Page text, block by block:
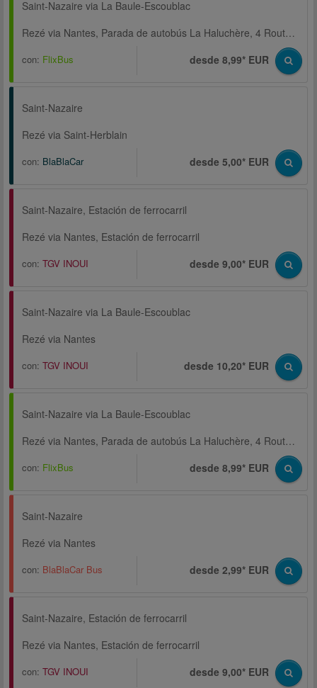
Saint-Nazaire via La Baule-Escoublac
Rezé via Nantes, Parada de autobús La Haluchère, 4 Route de Paris
con: FlixBus desde 8,99* EUR
Saint-Nazaire
Rezé via Saint-Herblain
con: BlaBlaCar desde 5,00* EUR
Saint-Nazaire, Estación de ferrocarril
Rezé via Nantes, Estación de ferrocarril
con: TGV INOUI desde 9,00* EUR
Saint-Nazaire via La Baule-Escoublac
Rezé via Nantes
con: TGV INOUI desde 10,20* EUR
Saint-Nazaire via La Baule-Escoublac
Rezé via Nantes, Parada de autobús La Haluchère, 4 Route de Paris
con: FlixBus desde 8,99* EUR
Saint-Nazaire
Rezé via Nantes
con: BlaBlaCar Bus desde 2,99* EUR
Saint-Nazaire, Estación de ferrocarril
Rezé via Nantes, Estación de ferrocarril
con: TGV INOUI desde 9,00* EUR